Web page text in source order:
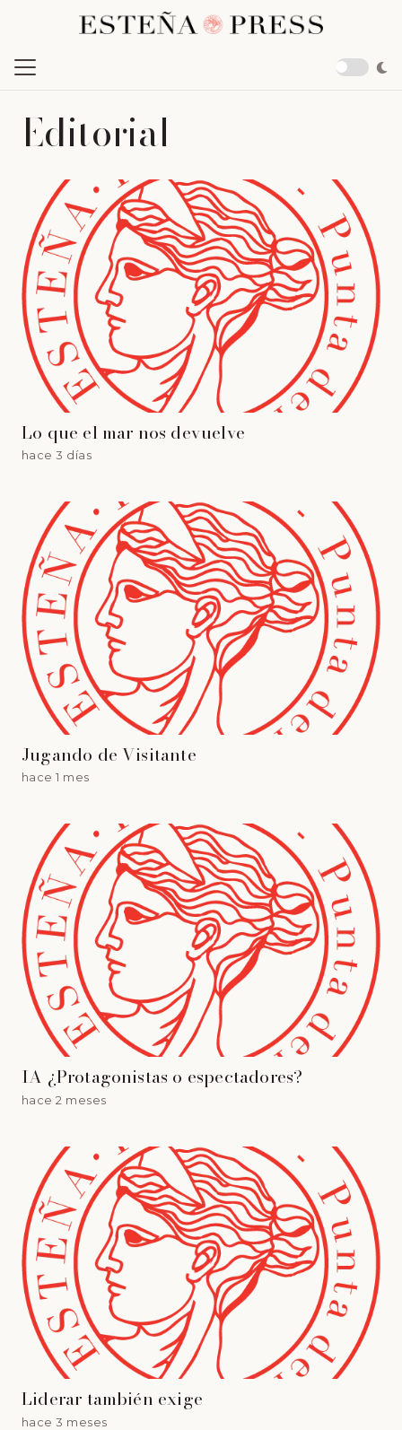
Editorial
Lo que el mar nos devuelve
hace 3 días
Jugando de Visitante
hace 1 mes
IA ¿Protagonistas o espectadores?
hace 2 meses
Liderar también exige
hace 3 meses